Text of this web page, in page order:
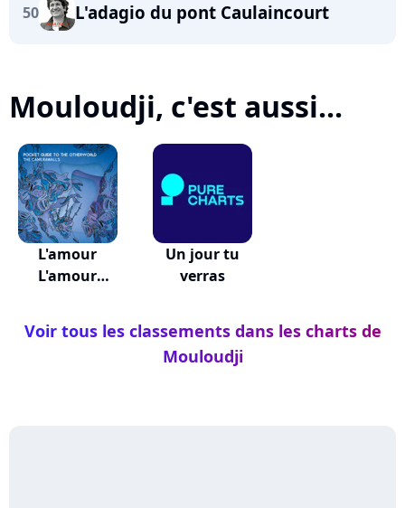
50 L'adagio du pont Caulaincourt
Mouloudji, c'est aussi...
L'amour
L'amour
Un jour tu
verras
Voir tous les classements dans les charts de
Mouloudji